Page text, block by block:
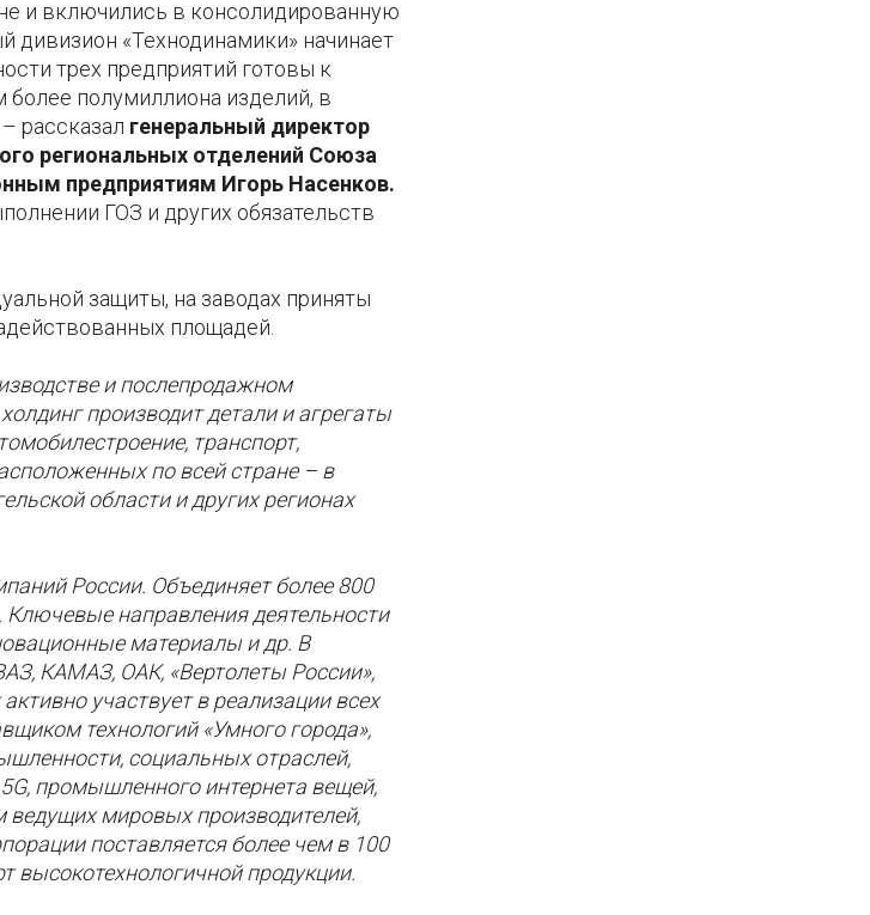
и включились в консолидированную
дивизион «Технодинамики» начинает
трех предприятий готовы к
полумиллиона изделий, в
рассказал генеральный директор
региональных отделений Союза
предприятиям Игорь Насенков.
ГОЗ и других обязательств
защиты, на заводах приняты
площадей.
и послепродажном
производит детали и агрегаты
транспорт,
по всей стране – в
области и других регионах
России. Объединяет более 800
направления деятельности
материалы и др. В
КАМАЗ, ОАК, «Вертолеты России»,
участвует в реализации всех
технологий «Умного города»,
социальных отраслей,
промышленного интернета вещей,
ведущих мировых производителей,
поставляется более чем в 100
высокотехнологичной продукции.